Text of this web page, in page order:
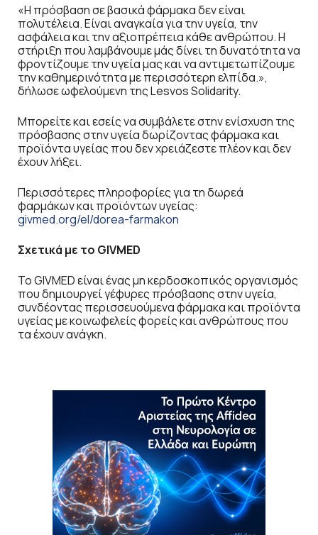
«Η πρόσβαση σε βασικά φάρμακα δεν είναι
πολυτέλεια. Είναι αναγκαία για την υγεία, την
ασφάλεια και την αξιοπρέπεια κάθε ανθρώπου. Η
στήριξη που λαμβάνουμε μάς δίνει τη δυνατότητα να
φροντίζουμε την υγεία μας και να αντιμετωπίζουμε
την καθημερινότητα με περισσότερη ελπίδα.»,
δήλωσε ωφελούμενη της Lesvos Solidarity.
Μπορείτε και εσείς να συμβάλετε στην ενίσχυση της
πρόσβασης στην υγεία δωρίζοντας φάρμακα και
προϊόντα υγείας που δεν χρειάζεστε πλέον και δεν
έχουν λήξει.
Περισσότερες πληροφορίες για τη δωρεά
φαρμάκων και προϊόντων υγείας:
givmed.org/el/dorea-farmakon
Σχετικά με το GIVMED
Το GIVMED είναι ένας μη κερδοσκοπικός οργανισμός
που δημιουργεί γέφυρες πρόσβασης στην υγεία,
συνδέοντας περισσευούμενα φάρμακα και προϊόντα
υγείας με κοινωφελείς φορείς και ανθρώπους που
τα έχουν ανάγκη.